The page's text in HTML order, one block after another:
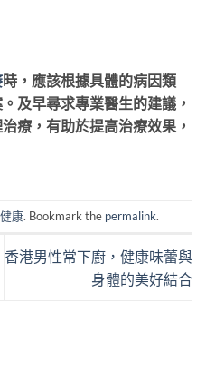
時，應該根據具體的病因類
及早尋求專業醫生的建議，
療，有助於提高治療效果，
康. Bookmark the permalink.
香港男性常下廚，健康味蕾與
身體的美好結合